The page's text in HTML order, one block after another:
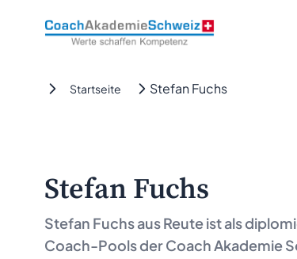
CoachAkademieSchweiz
Startseite Stefan Fuchs
Stefan Fuchs
Stefan Fuchs ausReuteist als
Coach-Pools der Coach Akademie